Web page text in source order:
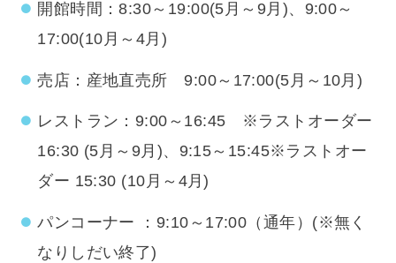
開館時間：8:30～19:00(5月～9月)、9:00～
17:00(10月～4月)
売店：産地直売所 9:00～17:00(5月～10月)
レストラン：9:00～16:45 ※ラストオーダー
16:30 (5月～9月)、9:15～15:45※ラストオー
ダー 15:30 (10月～4月)
パンコーナー ：9:10～17:00（通年）(※無く
なりしだい終了)